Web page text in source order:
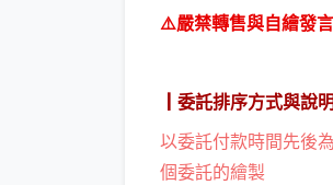
⚠️嚴禁轉售與自繪發言
┃委託排序方式與說明
以委託付款時間先後
個委託的繪製